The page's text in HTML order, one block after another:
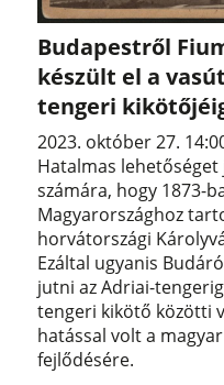
Budapestről
készült el a
tengeri
2023. október 27.
Hatalmas
számára, hogy 1873-
Magyarországhoz
horvátországi
Ezáltal ugyanis
jutni az Adriai-
tengeri kikötő közötti
hatással volt a
fejlődésére.